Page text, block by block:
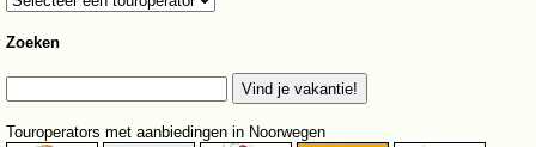
Zoeken
Touroperators met aanbiedingen in Noorwegen